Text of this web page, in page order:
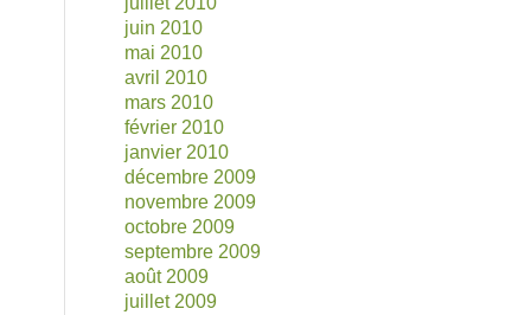
juin 2010
mai 2010
avril 2010
mars 2010
février 2010
janvier 2010
décembre 2009
novembre 2009
octobre 2009
septembre 2009
août 2009
juillet 2009